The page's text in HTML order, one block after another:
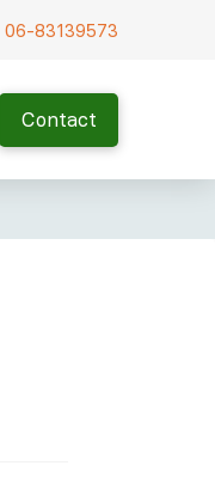
06-83139573
Contact